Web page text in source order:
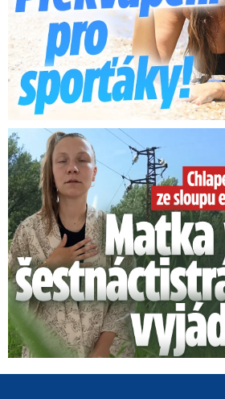
Smrtelný pád chlapce: Matka vydala